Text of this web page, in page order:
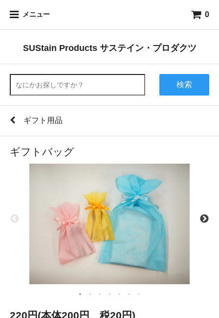
メニュー 0
SUStain Products サステイン・プロダクツ
検索
ギフト用品
ギフトバッグ
220円(本体200円、税20円)